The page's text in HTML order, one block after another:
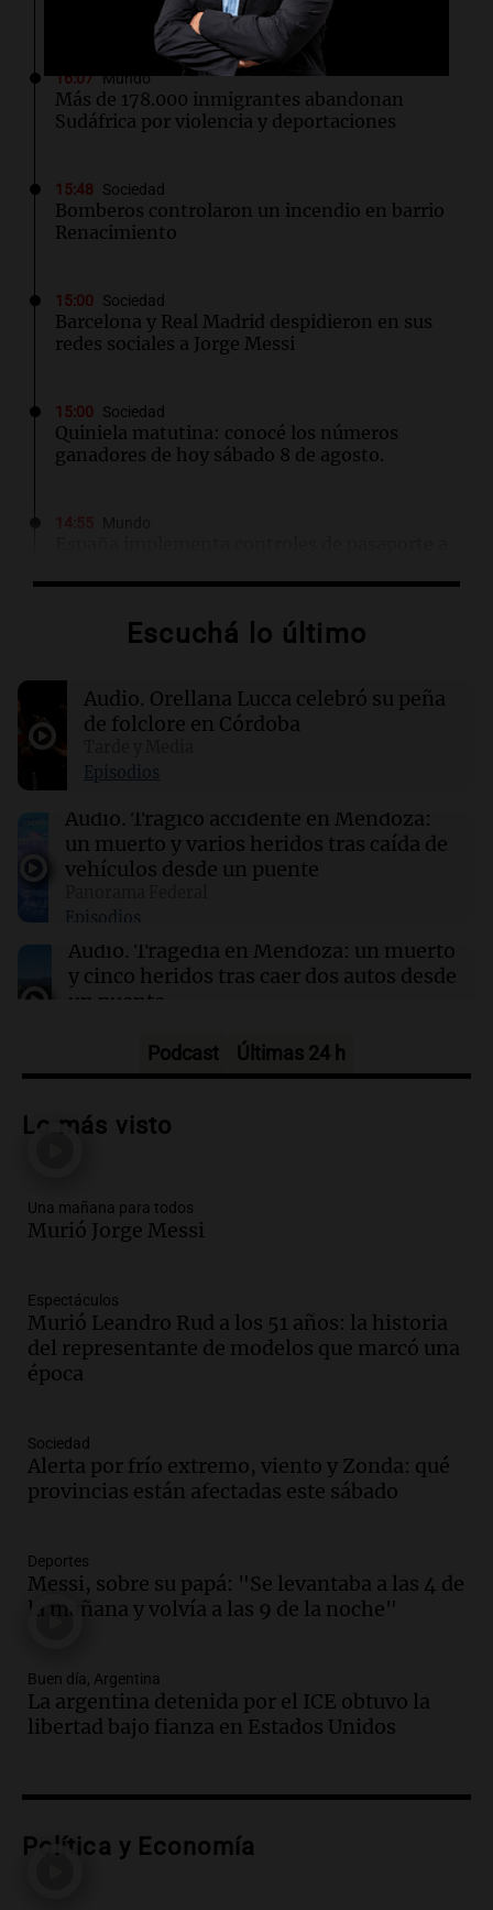
16:07 Mundo
Más de 178.000 inmigrantes abandonan
Sudáfrica por violencia y deportaciones
15:48 Sociedad
Bomberos controlaron un incendio en barrio
Renacimiento
15:00 Sociedad
Barcelona y Real Madrid despidieron en sus
redes sociales a Jorge Messi
15:00 Sociedad
Quiniela matutina: conocé los números
ganadores de hoy sábado 8 de agosto.
Ceuta
Racing se mide ante Argentinos Juniors tras
caída con Tigre en el Torneo Clausura
14:36 Mundo
Controles fronterizos en España para viajeros
italianos tras sanciones de Italia
14:23 Una mañana para todos
Suquía y retiraron hasta 800 kilos de basura
por jornada
Escuchá lo último
Audio. Orellana Lucca celebró su peña
de folclore en Córdoba
Episodios
Audio. Trágico accidente en Mendoza:
un muerto y varios heridos tras caída de
vehículos desde un puente
Episodios
Audio. Tragedia en Mendoza: un muerto
y cinco heridos tras caer dos autos desde
un puente
Audio.Messi llegará esta noche a
tras la muerte de su papá
Audio.Ley de Propiedad Privada: el revés
en el Congreso expuso una debilidad
Episodios
Audio.Casabindo se prepara para una
celebración única: 30.000 turistas y el
Episodios
Audio. Borges, abogada de Pourrain:
"Tres hombres se lo llevaron para
Episodios
Audio.Voluntarios limpiaron 9.000
Una mañana para todos
Episodios
Audio.La historia de la servilleta que
contrato de Leo con Barcelona
Episodios
Podcast Últimas 24 h
Lo más visto
Una mañana para todos
Murió Jorge Messi
Espectáculos
Murió Leandro Rud a los 51 años: la historia
del representante de modelos que marcó una
época
Sociedad
Alerta por frío extremo, viento y Zonda: qué
provincias están afectadas este sábado
Deportes
Messi, sobre su papá: "Se levantaba a las 4 de
la mañana y volvía a las 9 de la noche"
Buen día, Argentina
La argentina detenida por el ICE obtuvo la
libertad bajo fianza en Estados Unidos
Política y Economía